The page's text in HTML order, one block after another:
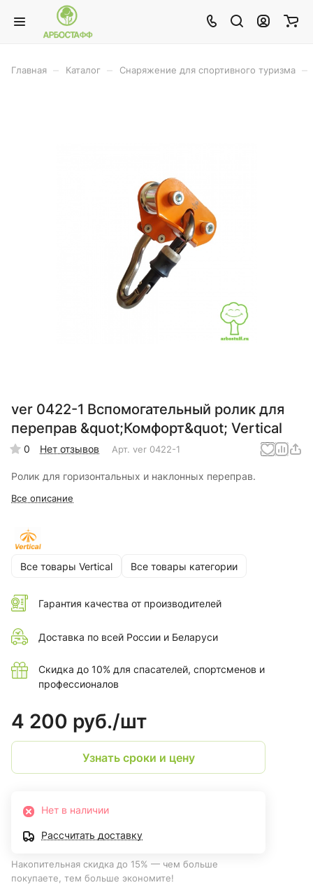
Главная Каталог Снаряжение для спортивного туризма
ver 0422-1 Вспомогательный ролик для
переправ &quot;Комфорт&quot; Vertical
0 Нет отзывов Арт. ver 0422-1
Ролик для горизонтальных и наклонных переправ.
Все описание
Все товары Vertical Все товары категории
Гарантия качества от производителей
Доставка по всей России и Беларуси
Скидка до 10% для спасателей, спортсменов и
профессионалов
4 200 руб./шт
Узнать сроки и цену
Нет в наличии
Рассчитать доставку
Накопительная скидка до 15% — чем больше
покупаете, тем больше экономите!